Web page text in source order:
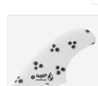
Déco
Accessoires
Eco-friendly